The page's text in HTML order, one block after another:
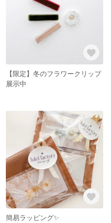
【限定】冬のフラワークリップ
展示中
簡易ラッピング✨